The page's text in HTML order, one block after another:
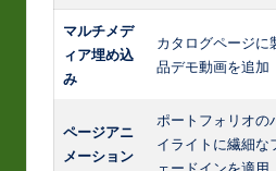
マルチメデ
ィア埋め込
み
カタログページに
品デモ動画を追加
ページアニ
メーション
ポートフォリオの
イライトに繊細な